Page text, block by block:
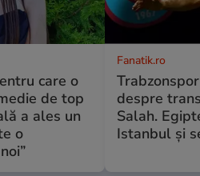
care o
de top
a ales un
o
Fanatik.ro
despre
Salah.
Istanbul și